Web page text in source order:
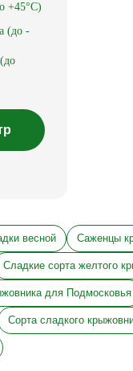
+45°С)
(до -
весной Саженцы
Сладкие сорта желтого
для Подмосковья
Сорта сладкого